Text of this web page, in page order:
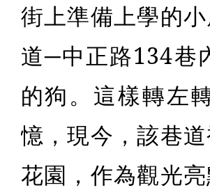
街上準備上學的
道─中正路134巷
的狗。這樣轉左
憶，現今，該巷
花園，作為觀光